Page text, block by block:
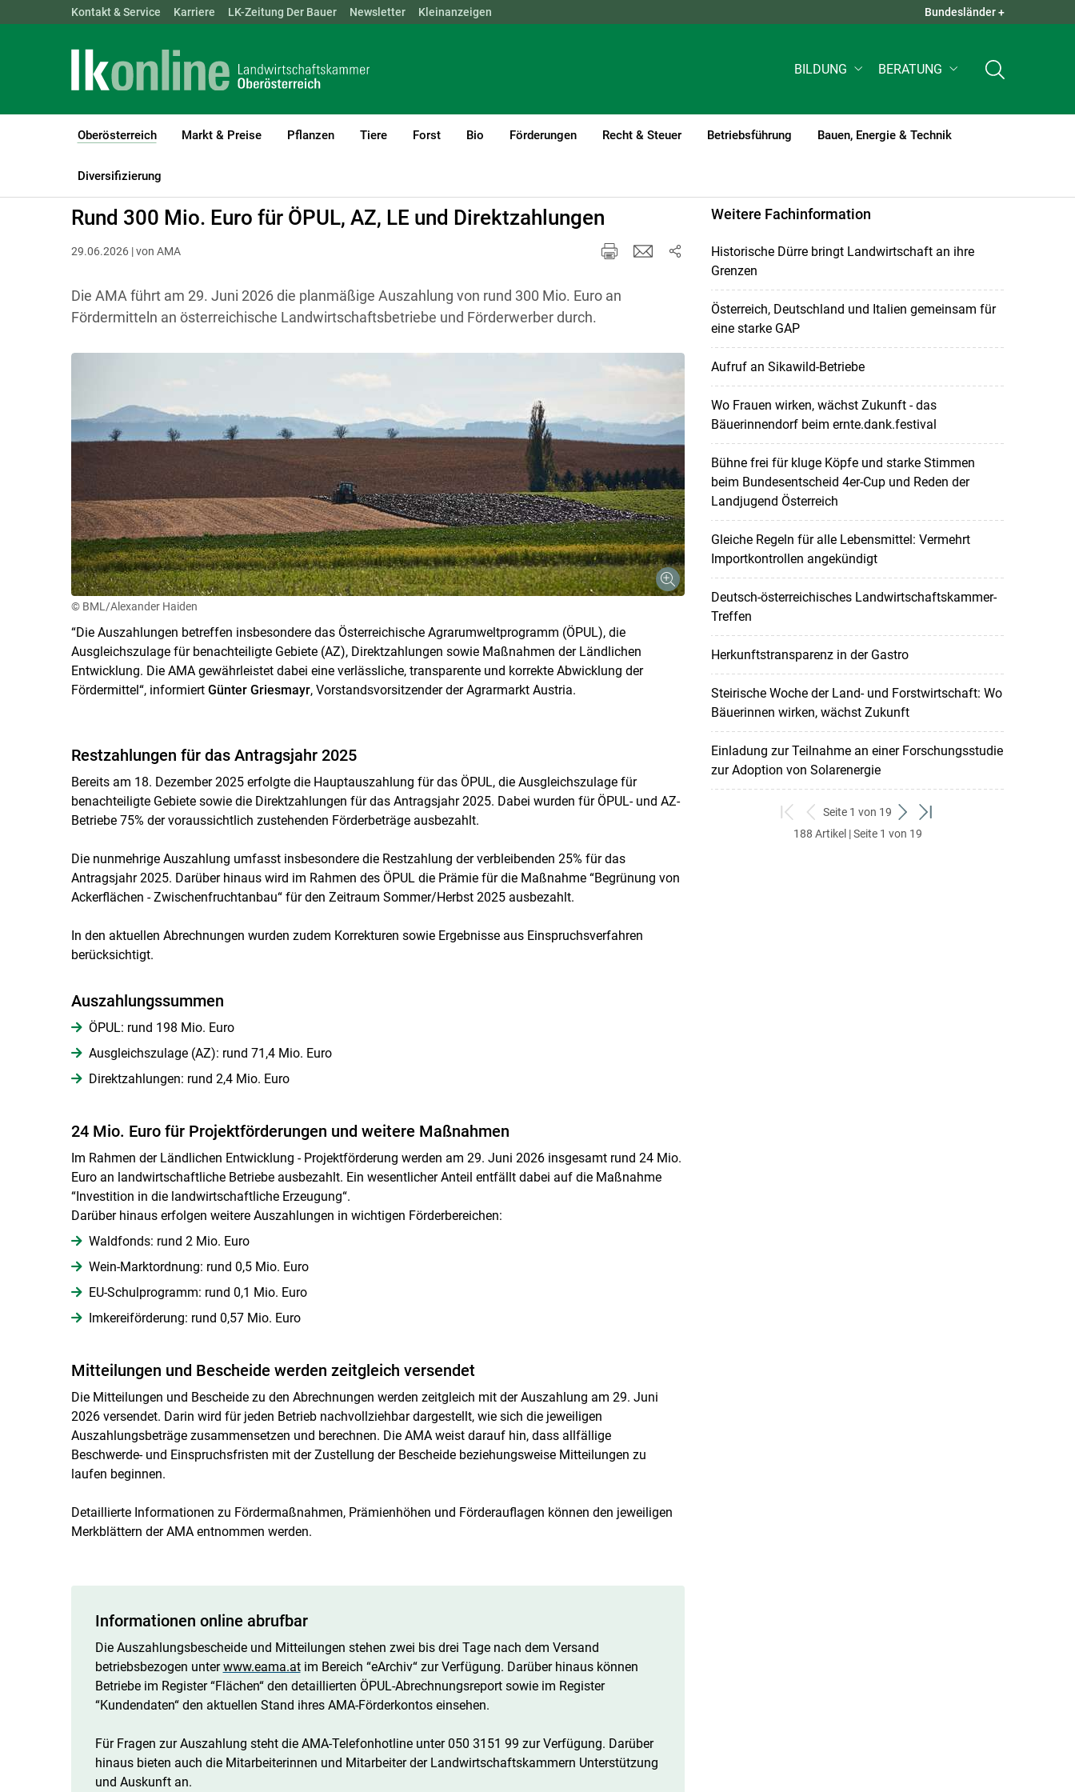
Skip to main content
Landwirtschaftskammern: ÖSTERREICH BGLD KTN NÖ OÖ SBG STMK QUICK LINKS +
Kontakt & Service Karriere LK-Zeitung Der Bauer Newsletter Kleinanzeigen Bundesländer +
BILDUNG BERATUNG
Oberösterreich
(current)1
Markt & Preise Pflanzen Tiere Forst Bio Förderungen Recht & Steuer Betriebsführung Bauen, Energie & Technik
Diversifizierung
LK Oberösterreich Oberösterreich
Rund 300 Mio. Euro für ÖPUL, AZ, LE und Direktzahlungen
29.06.2026 | von AMA
Die AMA führt am 29. Juni 2026 die planmäßige Auszahlung von rund 300 Mio. Euro an
Fördermitteln an österreichische Landwirtschaftsbetriebe und Förderwerber durch.
© BML/Alexander Haiden
“Die Auszahlungen betreffen insbesondere das Österreichische Agrarumweltprogramm (ÖPUL), die
Ausgleichszulage für benachteiligte Gebiete (AZ), Direktzahlungen sowie Maßnahmen der Ländlichen
Entwicklung. Die AMA gewährleistet dabei eine verlässliche, transparente und korrekte Abwicklung der
Fördermittel“, informiert Günter Griesmayr, Vorstandsvorsitzender der Agrarmarkt Austria.
Restzahlungen für das Antragsjahr 2025
Bereits am 18. Dezember 2025 erfolgte die Hauptauszahlung für das ÖPUL, die Ausgleichszulage für
benachteiligte Gebiete sowie die Direktzahlungen für das Antragsjahr 2025. Dabei wurden für ÖPUL- und AZ-
Betriebe 75% der voraussichtlich zustehenden Förderbeträge ausbezahlt.
Die nunmehrige Auszahlung umfasst insbesondere die Restzahlung der verbleibenden 25% für das
Antragsjahr 2025. Darüber hinaus wird im Rahmen des ÖPUL die Prämie für die Maßnahme “Begrünung von
Ackerflächen - Zwischenfruchtanbau“ für den Zeitraum Sommer/Herbst 2025 ausbezahlt.
In den aktuellen Abrechnungen wurden zudem Korrekturen sowie Ergebnisse aus Einspruchsverfahren
berücksichtigt.
Auszahlungssummen
ÖPUL: rund 198 Mio. Euro
Ausgleichszulage (AZ): rund 71,4 Mio. Euro
Direktzahlungen: rund 2,4 Mio. Euro
24 Mio. Euro für Projektförderungen und weitere Maßnahmen
Im Rahmen der Ländlichen Entwicklung - Projektförderung werden am 29. Juni 2026 insgesamt rund 24 Mio.
Euro an landwirtschaftliche Betriebe ausbezahlt. Ein wesentlicher Anteil entfällt dabei auf die Maßnahme
“Investition in die landwirtschaftliche Erzeugung“.
Darüber hinaus erfolgen weitere Auszahlungen in wichtigen Förderbereichen:
Waldfonds: rund 2 Mio. Euro
Wein-Marktordnung: rund 0,5 Mio. Euro
EU-Schulprogramm: rund 0,1 Mio. Euro
Imkereiförderung: rund 0,57 Mio. Euro
Mitteilungen und Bescheide werden zeitgleich versendet
Die Mitteilungen und Bescheide zu den Abrechnungen werden zeitgleich mit der Auszahlung am 29. Juni
2026 versendet. Darin wird für jeden Betrieb nachvollziehbar dargestellt, wie sich die jeweiligen
Auszahlungsbeträge zusammensetzen und berechnen. Die AMA weist darauf hin, dass allfällige
Beschwerde- und Einspruchsfristen mit der Zustellung der Bescheide beziehungsweise Mitteilungen zu
laufen beginnen.
Detaillierte Informationen zu Fördermaßnahmen, Prämienhöhen und Förderauflagen können den jeweiligen
Merkblättern der AMA entnommen werden.
Informationen online abrufbar
Die Auszahlungsbescheide und Mitteilungen stehen zwei bis drei Tage nach dem Versand
betriebsbezogen unterwww.eama.atim Bereich “eArchiv“ zur Verfügung. Darüber hinaus können
Betriebe im Register “Flächen“ den detaillierten ÖPUL-Abrechnungsreport sowie im Register
“Kundendaten“ den aktuellen Stand ihres AMA-Förderkontos einsehen.
Für Fragen zur Auszahlung steht die AMA-Telefonhotline unter 050 3151 99 zur Verfügung. Darüber
hinaus bieten auch die Mitarbeiterinnen und Mitarbeiter der Landwirtschaftskammern Unterstützung
und Auskunft an.
Weitere Fachinformation
Historische Dürre bringt Landwirtschaft an ihre
Grenzen
Österreich, Deutschland und Italien gemeinsam für
eine starke GAP
Aufruf an Sikawild-Betriebe
Wo Frauen wirken, wächst Zukunft - das
Bäuerinnendorf beim ernte.dank.festival
Bühne frei für kluge Köpfe und starke Stimmen
beim Bundesentscheid 4er-Cup und Reden der
Landjugend Österreich
Gleiche Regeln für alle Lebensmittel: Vermehrt
Importkontrollen angekündigt
Deutsch-österreichisches Landwirtschaftskammer-
Treffen
Herkunftstransparenz in der Gastro
Steirische Woche der Land- und Forstwirtschaft: Wo
Bäuerinnen wirken, wächst Zukunft
Einladung zur Teilnahme an einer Forschungsstudie
zur Adoption von Solarenergie
zum
ersten
zurück
zum
Seite 1 von 19
weiter
zum
zum
188 Artikel | Seite 1 von 19